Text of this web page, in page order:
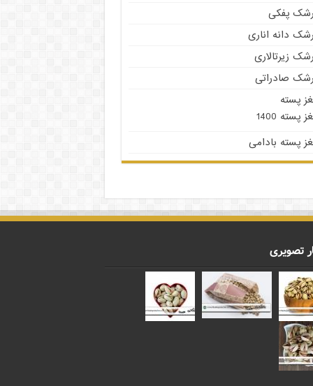
پفکی
دانه اناری
زیرتالاری
صادراتی
پسته
پسته 1400
پسته بادامی
تصویری